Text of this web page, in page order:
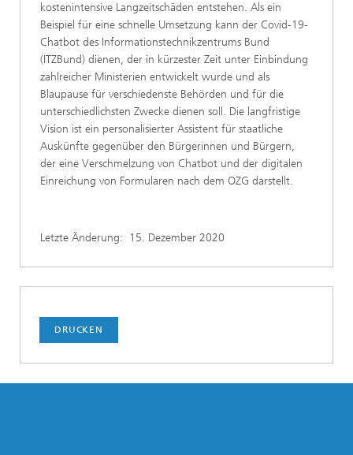
kostenintensive Langzeitschäden entstehen. Als ein
Beispiel für eine schnelle Umsetzung kann der Covid-19-
Chatbot des Informationstechnikzentrums Bund
(ITZBund) dienen, der in kürzester Zeit unter Einbindung
zahlreicher Ministerien entwickelt wurde und als
Blaupause für verschiedenste Behörden und für die
unterschiedlichsten Zwecke dienen soll. Die langfristige
Vision ist ein personalisierter Assistent für staatliche
Auskünfte gegenüber den Bürgerinnen und Bürgern,
der eine Verschmelzung von Chatbot und der digitalen
Einreichung von Formularen nach dem OZG darstellt.
Letzte Änderung: 15. Dezember 2020
DRUCKEN